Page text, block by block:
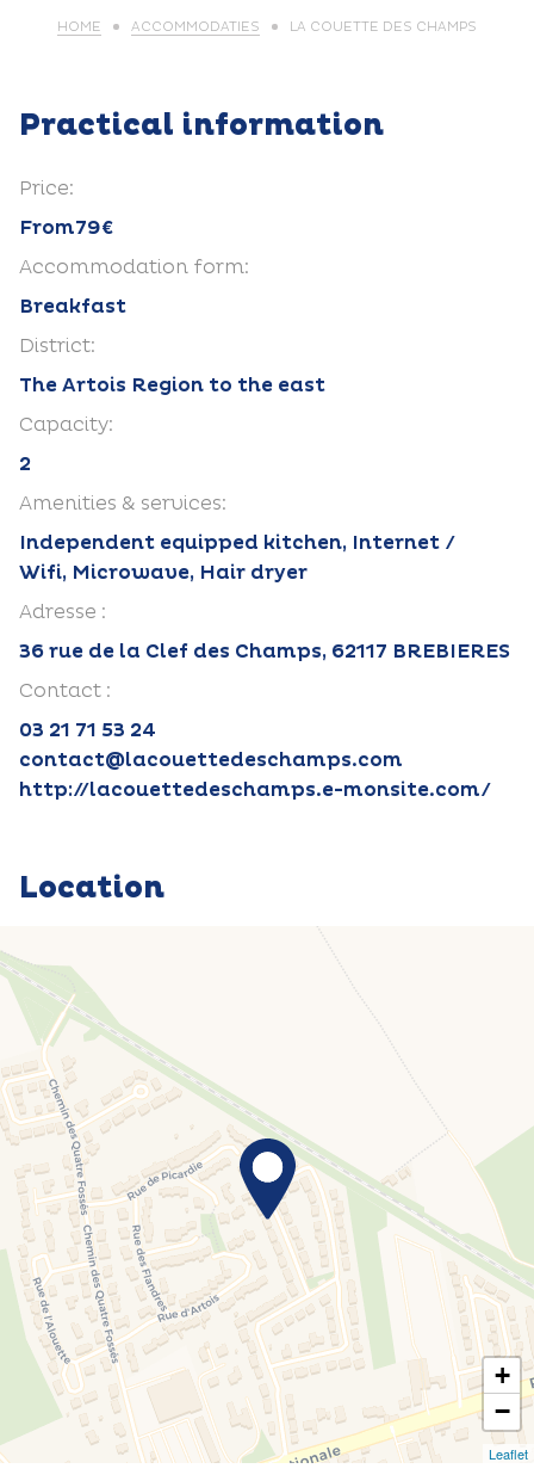
HOME ACCOMMODATIES LA COUETTE DES CHAMPS
Practical information
Price:
From79€
Accommodation form:
Breakfast
District:
The Artois Region to the east
Capacity:
2
Amenities & services:
Independent equipped kitchen, Internet /
Wifi, Microwave, Hair dryer
Adresse :
36 rue de la Clef des Champs, 62117 BREBIERES
Contact :
03 21 71 53 24
contact@lacouettedeschamps.com
http://lacouettedeschamps.e-monsite.com/
Location
+
−
Leaflet